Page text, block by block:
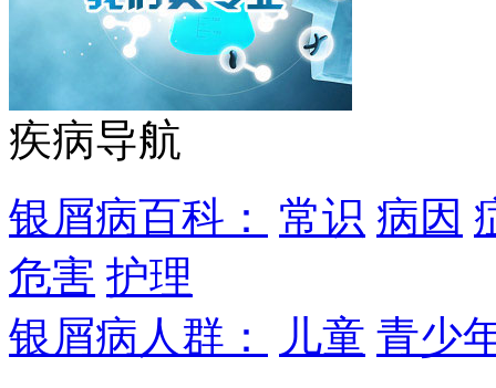
疾病导航
银屑病百科：
常识 病因
危害 护理
银屑病人群：
儿童 青少